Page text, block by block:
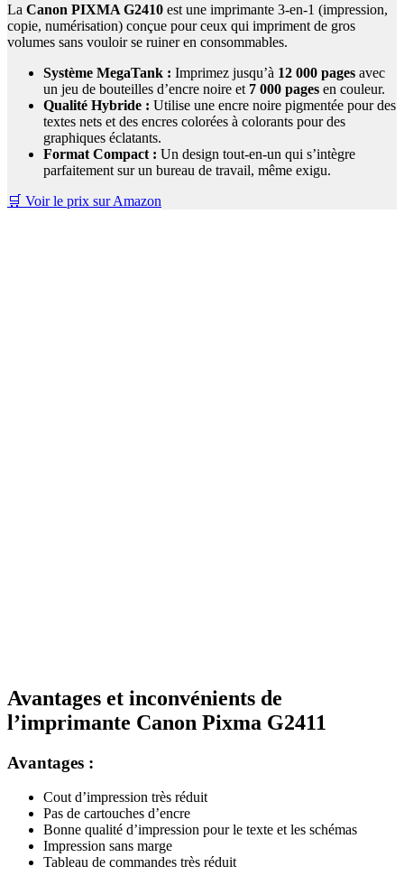
La Canon PIXMA G2410 est une imprimante 3-en-1 (impression,
copie, numérisation) conçue pour ceux qui impriment de gros
volumes sans vouloir se ruiner en consommables.
Système MegaTank : Imprimez jusqu’à 12 000 pages avec
un jeu de bouteilles d’encre noire et 7 000 pages en couleur.
Qualité Hybride : Utilise une encre noire pigmentée pour des
textes nets et des encres colorées à colorants pour des
graphiques éclatants.
Format Compact : Un design tout-en-un qui s’intègre
parfaitement sur un bureau de travail, même exigu.
🛒 Voir le prix sur Amazon
Avantages et inconvénients de
l’imprimante Canon Pixma G2411
Avantages :
Cout d’impression très réduit
Pas de cartouches d’encre
Bonne qualité d’impression pour le texte et les schémas
Impression sans marge
Tableau de commandes très réduit